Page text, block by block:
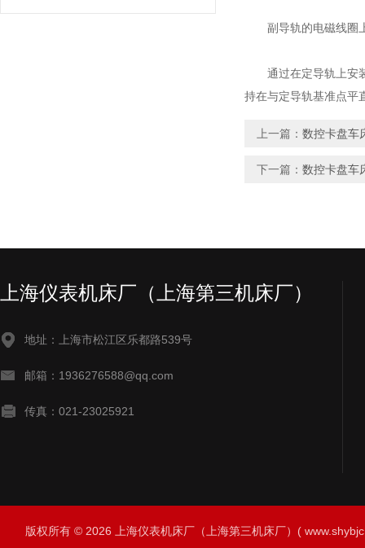
副导轨的电磁线圈上
通过在定导轨上安装
持在与定导轨基准点平
上一篇： 数控卡盘车
下一篇： 数控卡盘车
上海仪表机床厂（上海第三机床厂）
地址：上海市松江区乐都路539号
邮箱：1936276588@qq.com
传真：021-23025921
版权所有 © 2026 上海仪表机床厂（上海第三机床厂）(